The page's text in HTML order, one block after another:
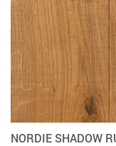
NORDIE SHADOW